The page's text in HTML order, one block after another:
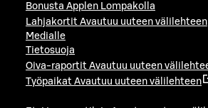
Bonusta Applen Lompakolla
Lahjakortit Avautuu uuteen välilehteen
Medialle
Tietosuoja
Oiva-raportit Avautuu uuteen
Työpaikat Avautuu uuteen välilehteen